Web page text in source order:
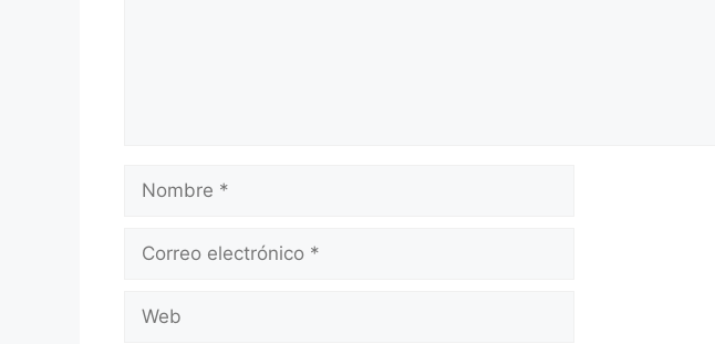
electrónico